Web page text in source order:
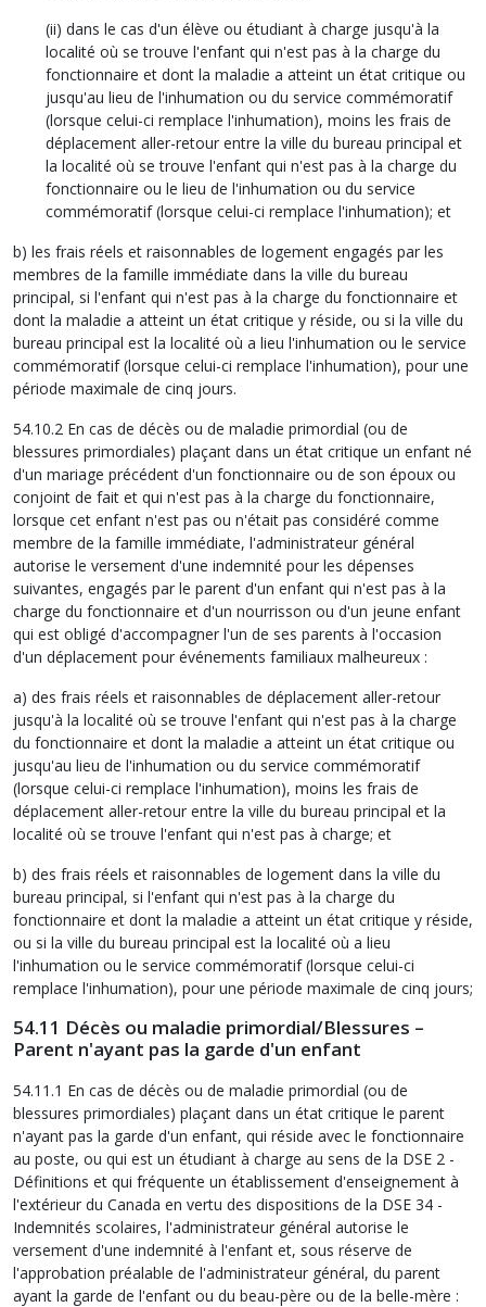
(ii) dans le cas d'un élève ou étudiant à charge jusqu'à la
localité où se trouve l'enfant qui n'est pas à la charge du
fonctionnaire et dont la maladie a atteint un état critique ou
jusqu'au lieu de l'inhumation ou du service commémoratif
(lorsque celui-ci remplace l'inhumation), moins les frais de
déplacement aller-retour entre la ville du bureau principal et
la localité où se trouve l'enfant qui n'est pas à la charge du
fonctionnaire ou le lieu de l'inhumation ou du service
commémoratif (lorsque celui-ci remplace l'inhumation); et
b) les frais réels et raisonnables de logement engagés par les
membres de la famille immédiate dans la ville du bureau
principal, si l'enfant qui n'est pas à la charge du fonctionnaire et
dont la maladie a atteint un état critique y réside, ou si la ville du
bureau principal est la localité où a lieu l'inhumation ou le service
commémoratif (lorsque celui-ci remplace l'inhumation), pour une
période maximale de cinq jours.
54.10.2 En cas de décès ou de maladie primordial (ou de
blessures primordiales) plaçant dans un état critique un enfant né
d'un mariage précédent d'un fonctionnaire ou de son époux ou
conjoint de fait et qui n'est pas à la charge du fonctionnaire,
lorsque cet enfant n'est pas ou n'était pas considéré comme
membre de la famille immédiate, l'administrateur général
autorise le versement d'une indemnité pour les dépenses
suivantes, engagés par le parent d'un enfant qui n'est pas à la
charge du fonctionnaire et d'un nourrisson ou d'un jeune enfant
qui est obligé d'accompagner l'un de ses parents à l'occasion
d'un déplacement pour événements familiaux malheureux :
a) des frais réels et raisonnables de déplacement aller-retour
jusqu'à la localité où se trouve l'enfant qui n'est pas à la charge
du fonctionnaire et dont la maladie a atteint un état critique ou
jusqu'au lieu de l'inhumation ou du service commémoratif
(lorsque celui-ci remplace l'inhumation), moins les frais de
déplacement aller-retour entre la ville du bureau principal et la
localité où se trouve l'enfant qui n'est pas à charge; et
b) des frais réels et raisonnables de logement dans la ville du
bureau principal, si l'enfant qui n'est pas à la charge du
fonctionnaire et dont la maladie a atteint un état critique y réside,
ou si la ville du bureau principal est la localité où a lieu
l'inhumation ou le service commémoratif (lorsque celui-ci
remplace l'inhumation), pour une période maximale de cinq jours;
54.11 Décès ou maladie primordial/Blessures –
Parent n'ayant pas la garde d'un enfant
54.11.1 En cas de décès ou de maladie primordial (ou de
blessures primordiales) plaçant dans un état critique le parent
n'ayant pas la garde d'un enfant, qui réside avec le fonctionnaire
au poste, ou qui est un étudiant à charge au sens de la DSE 2 -
Définitions et qui fréquente un établissement d'enseignement à
l'extérieur du Canada en vertu des dispositions de la DSE 34 -
Indemnités scolaires, l'administrateur général autorise le
versement d'une indemnité à l'enfant et, sous réserve de
l'approbation préalable de l'administrateur général, du parent
ayant la garde de l'enfant ou du beau-père ou de la belle-mère :